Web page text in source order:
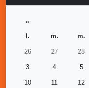
«
l.
m. m.
26 27 28
3 4 5
10 11 12